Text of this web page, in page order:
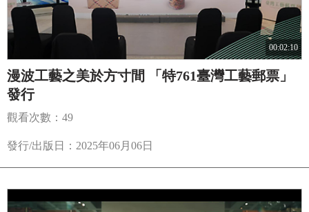
00:02:10
漫波工藝之美於方寸間 「特761臺灣工藝郵票」
發行
觀看次數：49
發行/出版日：2025年06月06日